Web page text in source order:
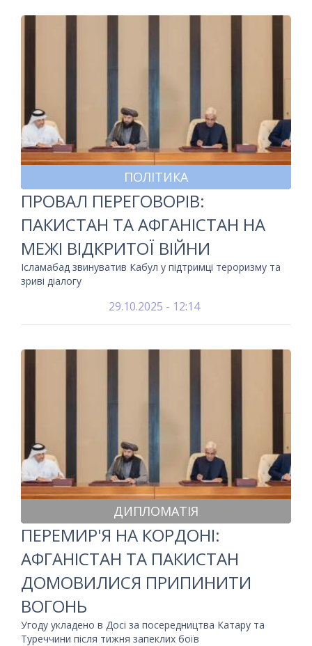
ПОЛІТИКА
ПРОВАЛ ПЕРЕГОВОРІВ:
ПАКИСТАН ТА АФГАНІСТАН НА
МЕЖІ ВІДКРИТОЇ ВІЙНИ
Ісламабад звинуватив Кабул у підтримці тероризму та
зриві діалогу
29.10.2025 - 12:14
ДИПЛОМАТІЯ
ПЕРЕМИР'Я НА КОРДОНІ:
АФГАНІСТАН ТА ПАКИСТАН
ДОМОВИЛИСЯ ПРИПИНИТИ
ВОГОНЬ
Угоду укладено в Досі за посередництва Катару та
Туреччини після тижня запеклих боїв